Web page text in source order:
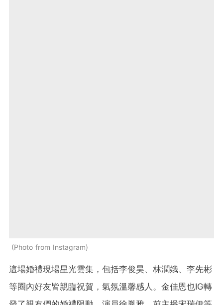
Photo from Instagram
這場婚禮現場星光雲集，包括李俊昊、林潤娥、李先彬
等圈內好友皆親臨祝賀，氣氛溫馨感人。金佳恩也IG轉